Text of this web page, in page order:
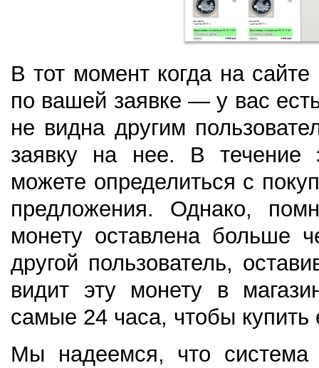
В тот момент когда на сайте
по вашей заявке — у вас
не видна другим
заявку на нее. В течение
можете определиться с
предложения. Однако,
монету оставлена больше
другой пользователь,
видит эту монету в
самые 24 часа, чтобы купить
Мы надеемся, что система